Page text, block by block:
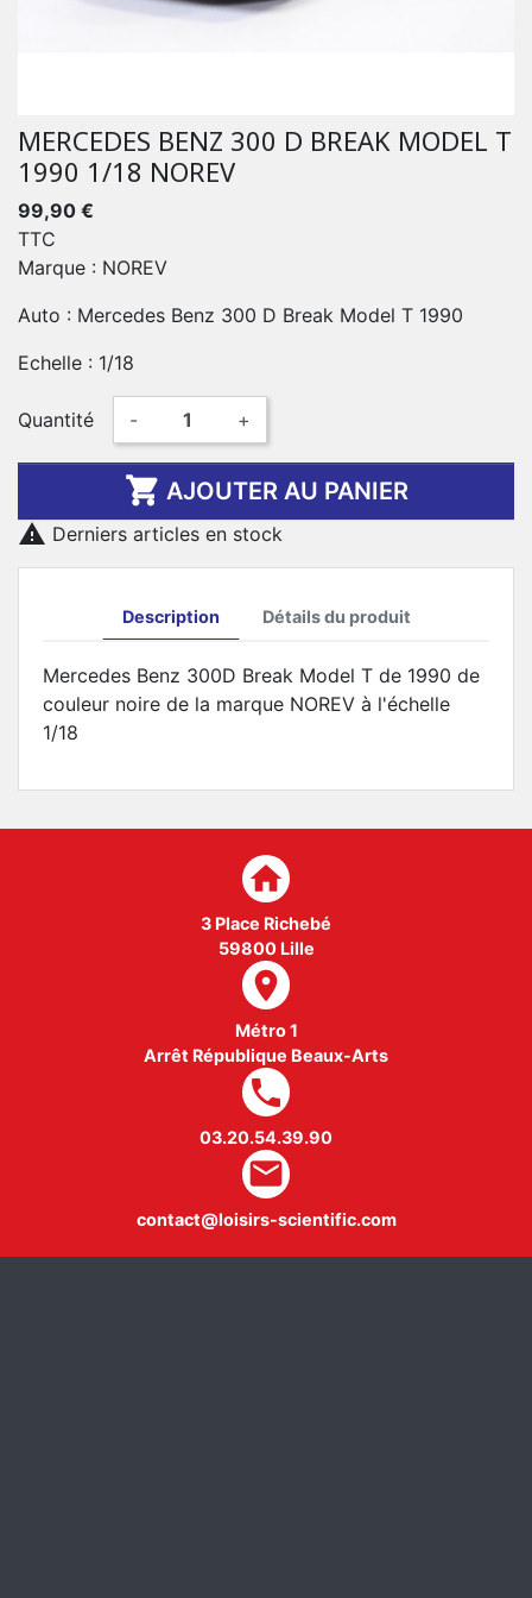
MERCEDES BENZ 300 D BREAK MODEL T
1990 1/18 NOREV
99,90 €
TTC
Marque : NOREV
Auto : Mercedes Benz 300 D Break Model T 1990
Echelle : 1/18
Quantité - +
 AJOUTER AU PANIER
 Derniers articles en stock
Description Détails du produit
Mercedes Benz 300D Break Model T de 1990 de
couleur noire de la marque NOREV à l'échelle
1/18
home
3 Place Richebé
59800 Lille
room
Métro 1
Arrêt République Beaux-Arts
local_phone
03.20.54.39.90
mail
contact@loisirs-scientific.com